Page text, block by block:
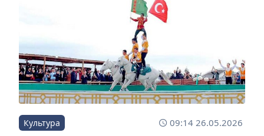
Культура 09:14 26.05.2026